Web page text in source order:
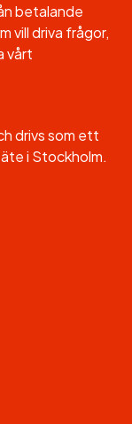
betalande
vill driva frågor,
vårt
drivs som ett
i Stockholm.